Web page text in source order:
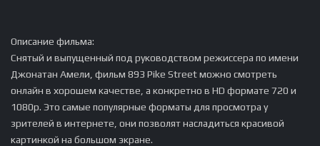
Описание фильма:
Снятый и выпущенный под руководством режиссера по имени
Джонатан Амели, фильм 893 Pike Street можно смотреть
онлайн в хорошем качестве, а конкретно в HD формате 720 и
1080p. Это самые популярные форматы для просмотра у
зрителей в интернете, они позволят насладиться красивой
картинкой на большом экране.